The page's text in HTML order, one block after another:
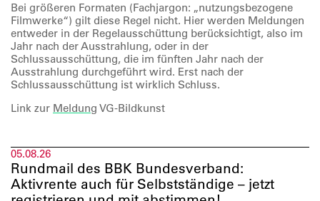
Bei größeren Formaten (Fachjargon: „nutzungsbezogene
Filmwerke“) gilt diese Regel nicht. Hier werden Meldungen
entweder in der Regelausschüttung berücksichtigt, also im
Jahr nach der Ausstrahlung, oder in der
Schlussausschüttung, die im fünften Jahr nach der
Ausstrahlung durchgeführt wird. Erst nach der
Schlussausschüttung ist wirklich Schluss.
Link zur Meldung VG-Bildkunst
05.08.26
Rundmail des BBK Bundesverband:
Aktivrente auch für Selbstständige – jetzt